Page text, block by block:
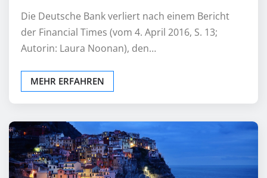
Die Deutsche Bank verliert nach einem Bericht
der Financial Times (vom 4. April 2016, S. 13;
Autorin: Laura Noonan), den…
MEHR ERFAHREN